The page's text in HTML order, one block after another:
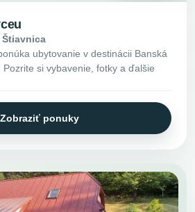
ubytovanie v destinácii Banská
Pozrite si vybavenie, fotky a ďalšie
Zobraziť ponuky